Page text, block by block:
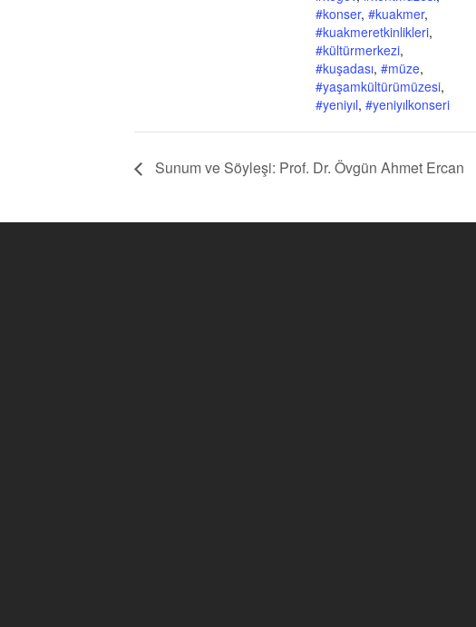
#konser, #kuakmer,
#kuakmeretkinlikleri,
#kültürmerkezi,
#kuşadası, #müze,
#yaşamkültürümüzesi,
#yeniyıl, #yeniyılkonseri
Sunum ve Söyleşi: Prof. Dr. Övgün Ahmet Ercan